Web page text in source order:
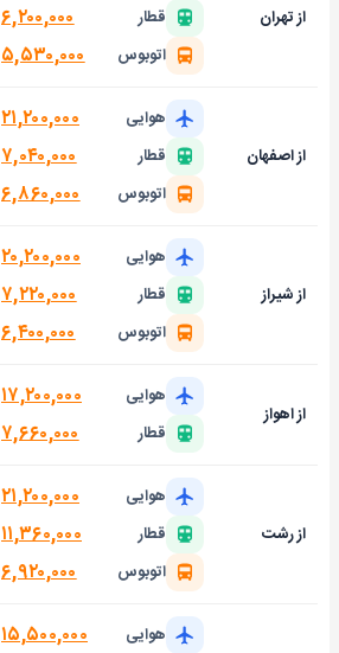
از تهران قطار ۶,۲۰۰,۰۰۰
اتوبوس ۵,۵۳۰,۰۰۰
از اصفهان
هوایی ۲۱,۲۰۰,۰۰۰
قطار ۷,۰۴۰,۰۰۰
اتوبوس ۶,۸۶۰,۰۰۰
از شیراز
هوایی ۲۰,۲۰۰,۰۰۰
قطار ۷,۲۲۰,۰۰۰
اتوبوس ۶,۴۰۰,۰۰۰
از اهواز
هوایی ۱۷,۲۰۰,۰۰۰
قطار ۷,۶۶۰,۰۰۰
از رشت
هوایی ۲۱,۲۰۰,۰۰۰
قطار ۱۱,۳۶۰,۰۰۰
اتوبوس ۶,۹۲۰,۰۰۰
هوایی ۱۵,۵۰۰,۰۰۰